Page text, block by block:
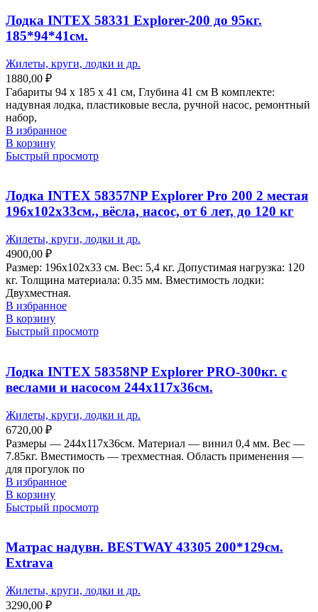
Лодка INTEХ 58331 Explorer-200 до 95кг.
185*94*41см.
Жилеты, круги, лодки и др.
1880,00 ₽
Габариты 94 х 185 х 41 см, Глубина 41 см В комплекте:
надувная лодка, пластиковые весла, ручной насос, ремонтный
набор,
В избранное
В корзину
Быстрый просмотр
Лодка INTEХ 58357NP Explorer Pro 200 2 местая
196х102х33см., вёсла, насос, от 6 лет, до 120 кг
Жилеты, круги, лодки и др.
4900,00 ₽
Размер: 196х102х33 см. Вес: 5,4 кг. Допустимая нагрузка: 120
кг. Толщина материала: 0.35 мм. Вместимость лодки:
Двухместная.
В избранное
В корзину
Быстрый просмотр
Лодка INTEХ 58358NP Explorer PRO-300кг. с
веслами и насосом 244х117х36см.
Жилеты, круги, лодки и др.
6720,00 ₽
Размеры — 244х117х36см. Материал — винил 0,4 мм. Вес —
7.85кг. Вместимость — трехместная. Область применения —
для прогулок по
В избранное
В корзину
Быстрый просмотр
Матрас надувн. BESTWAY 43305 200*129см.
Extrava
Жилеты, круги, лодки и др.
3290,00 ₽